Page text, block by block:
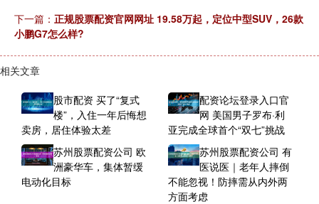
下一篇： 正规股票配资官网网址 19.58万起，定位中型SUV，26款
小鹏G7怎么样?
相关文章
股市配资 买了“复式
楼”，入住一年后悔想
卖房，居住体验太差
配资论坛登录入口官
网 美国男子罗布·利
亚完成全球首个“双七”挑战
苏州股票配资公司 欧
洲豪华车，集体暂缓
电动化目标
苏州股票配资公司 有
医说医｜老年人摔倒
不能忽视！防摔需从内外两
方面考虑